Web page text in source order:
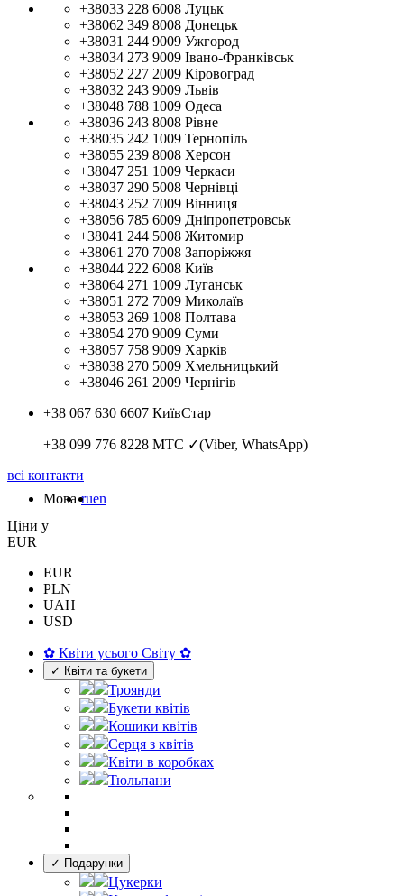
+38033 228 6008 Луцьк
+38062 349 8008 Донецьк
+38031 244 9009 Ужгород
+38034 273 9009 Івано-Франківськ
+38052 227 2009 Кіровоград
+38032 243 9009 Львів
+38048 788 1009 Одеса
+38036 243 8008 Рівне
+38035 242 1009 Тернопіль
+38055 239 8008 Херсон
+38047 251 1009 Черкаси
+38037 290 5008 Чернівці
+38043 252 7009 Вінниця
+38056 785 6009 Дніпропетровськ
+38041 244 5008 Житомир
+38061 270 7008 Запоріжжя
+38044 222 6008 Київ
+38064 271 1009 Луганськ
+38051 272 7009 Миколаїв
+38053 269 1008 Полтава
+38054 270 9009 Суми
+38057 758 9009 Харків
+38038 270 5009 Хмельницький
+38046 261 2009 Чернігів
+38 067 630 6607 КиївСтар
+38 099 776 8228 МТС ✓(Viber, WhatsApp)
всі контакти
Мова ruen
Цiни у
EUR
EUR
PLN
UAH
USD
✿ Квіти усього Світу ✿
✓ Квіти та букети
Троянди
Букети квітів
Кошики квітів
Серця з квітів
Квіти в коробках
Тюльпани
✓ Подарунки
Цукерки